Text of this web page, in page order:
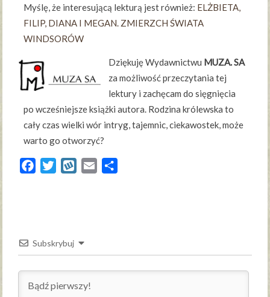
Myślę, że interesującą lekturą jest również: ELŻBIETA,
FILIP, DIANA I MEGAN. ZMIERZCH ŚWIATA
WINDSORÓW
Dziękuję Wydawnictwu MUZA. SA
za możliwość przeczytania tej
lektury i zachęcam do sięgnięcia
po wcześniejsze książki autora. Rodzina królewska to
cały czas wielki wór intryg, tajemnic, ciekawostek, może
warto go otworzyć?
FacebookTwitterWykopEmail
Subskrybuj